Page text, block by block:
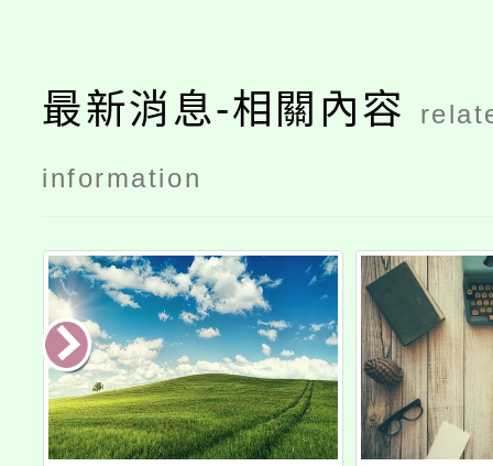
最新消息-相關內容
information